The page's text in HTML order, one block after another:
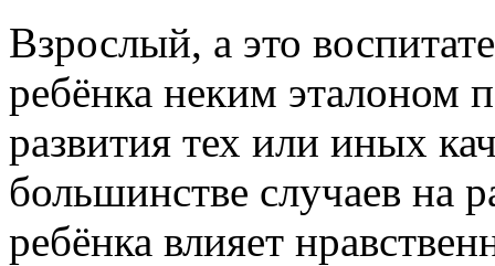
Взрослый, а это
ребёнка неким эталоном
развития тех или иных
большинстве случаев на
ребёнка влияет